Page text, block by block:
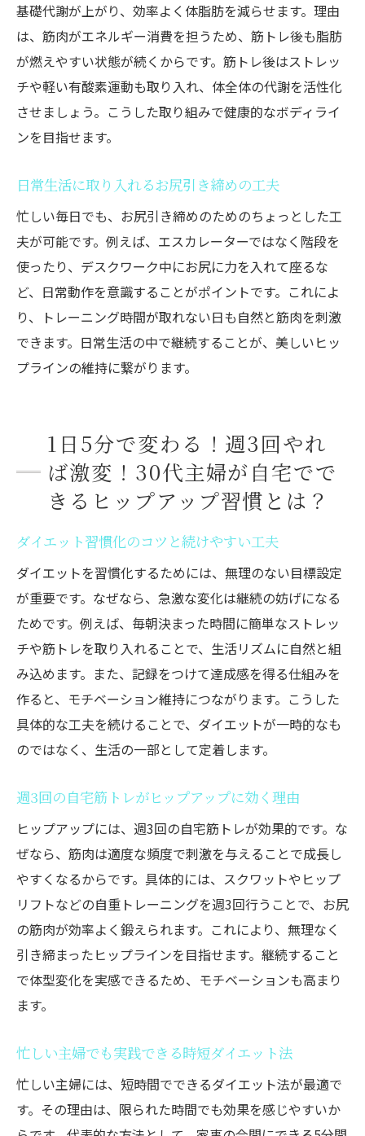
基礎代謝が上がり、効率よく体脂肪を減らせます。理由
は、筋肉がエネルギー消費を担うため、筋トレ後も脂肪
が燃えやすい状態が続くからです。筋トレ後はストレッ
チや軽い有酸素運動も取り入れ、体全体の代謝を活性化
させましょう。こうした取り組みで健康的なボディライ
ンを目指せます。
日常生活に取り入れるお尻引き締めの工夫
忙しい毎日でも、お尻引き締めのためのちょっとした工
夫が可能です。例えば、エスカレーターではなく階段を
使ったり、デスクワーク中にお尻に力を入れて座るな
ど、日常動作を意識することがポイントです。これによ
り、トレーニング時間が取れない日も自然と筋肉を刺激
できます。日常生活の中で継続することが、美しいヒッ
プラインの維持に繋がります。
1日5分で変わる！週3回やれ
ば激変！30代主婦が自宅でで
きるヒップアップ習慣とは？
ダイエット習慣化のコツと続けやすい工夫
ダイエットを習慣化するためには、無理のない目標設定
が重要です。なぜなら、急激な変化は継続の妨げになる
ためです。例えば、毎朝決まった時間に簡単なストレッ
チや筋トレを取り入れることで、生活リズムに自然と組
み込めます。また、記録をつけて達成感を得る仕組みを
作ると、モチベーション維持につながります。こうした
具体的な工夫を続けることで、ダイエットが一時的なも
のではなく、生活の一部として定着します。
週3回の自宅筋トレがヒップアップに効く理由
ヒップアップには、週3回の自宅筋トレが効果的です。な
ぜなら、筋肉は適度な頻度で刺激を与えることで成長し
やすくなるからです。具体的には、スクワットやヒップ
リフトなどの自重トレーニングを週3回行うことで、お尻
の筋肉が効率よく鍛えられます。これにより、無理なく
引き締まったヒップラインを目指せます。継続すること
で体型変化を実感できるため、モチベーションも高まり
ます。
忙しい主婦でも実践できる時短ダイエット法
忙しい主婦には、短時間でできるダイエット法が最適で
す。その理由は、限られた時間でも効果を感じやすいか